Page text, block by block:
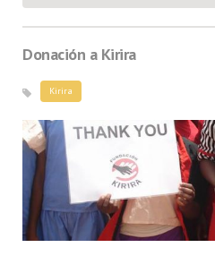
Donación a Kirira
Kirira